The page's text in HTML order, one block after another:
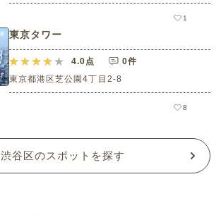
1
東京タワー
4.0点
0件
東京都港区芝公園4丁目2-8
8
渋谷区のスポットを探す